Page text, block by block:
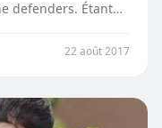
defenders. Étant
22 août 2017